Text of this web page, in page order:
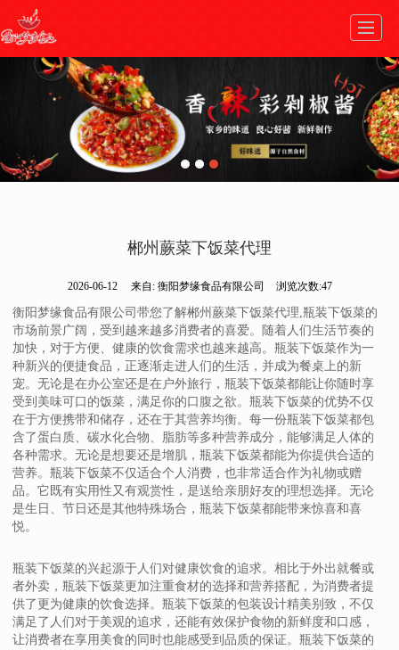
走进梦缘 生产工艺
加入我们 在线商城 联系我们
郴州蕨菜下饭菜代理
2026-06-12 来自: 衡阳梦缘食品有限公司 浏览次数:47
衡阳梦缘食品有限公司带您了解郴州蕨菜下饭菜代理,瓶装下饭菜的
市场前景广阔，受到越来越多消费者的喜爱。随着人们生活节奏的
加快，对于方便、健康的饮食需求也越来越高。瓶装下饭菜作为一
种新兴的便捷食品，正逐渐走进人们的生活，并成为餐桌上的新
宠。无论是在办公室还是在户外旅行，瓶装下饭菜都能让你随时享
受到美味可口的饭菜，满足你的口腹之欲。瓶装下饭菜的优势不仅
在于方便携带和储存，还在于其营养均衡。每一份瓶装下饭菜都包
含了蛋白质、碳水化合物、脂肪等多种营养成分，能够满足人体的
各种需求。无论是想要还是增肌，瓶装下饭菜都能为你提供合适的
营养。瓶装下饭菜不仅适合个人消费，也非常适合作为礼物或赠
品。它既有实用性又有观赏性，是送给亲朋好友的理想选择。无论
是生日、节日还是其他特殊场合，瓶装下饭菜都能带来惊喜和喜
悦。
瓶装下饭菜的兴起源于人们对健康饮食的追求。相比于外出就餐或
者外卖，瓶装下饭菜更加注重食材的选择和营养搭配，为消费者提
供了更为健康的饮食选择。瓶装下饭菜的包装设计精美别致，不仅
满足了人们对于美观的追求，还能有效保护食物的新鲜度和口感，
让消费者在享用美食的同时也能感受到品质的保证。瓶装下饭菜的